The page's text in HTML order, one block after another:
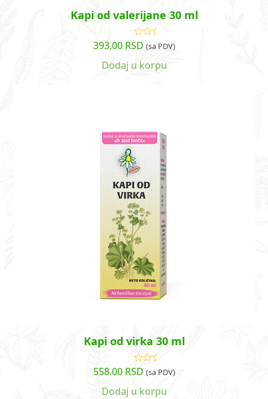
Kapi od valerijane 30 ml
Ocenjeno
sa4.83od
393.00 RSD (sa PDV)
Dodaj u korpu
Kapi od virka 30 ml
Ocenjeno
sa4.80od
558.00 RSD (sa PDV)
Dodaj u korpu